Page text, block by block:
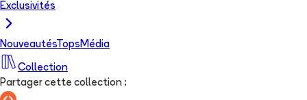
Exclusivités
NouveautésTops Média
Collection
Partager cette collection :